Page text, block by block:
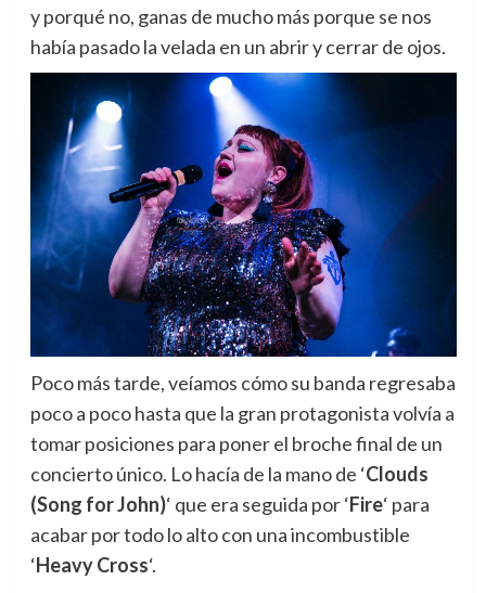
y porqué no, ganas de mucho más porque se nos
había pasado la velada en un abrir y cerrar de ojos.
Poco más tarde, veíamos cómo su banda regresaba
poco a poco hasta que la gran protagonista volvía a
tomar posiciones para poner el broche final de un
concierto único. Lo hacía de la mano de ‘Clouds
(Song for John)‘ que era seguida por ‘Fire‘ para
acabar por todo lo alto con una incombustible
‘Heavy Cross‘.